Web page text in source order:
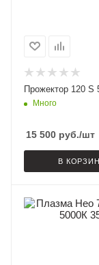
Прожектор 120 S
Много
15 500 руб./шт
В